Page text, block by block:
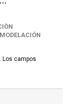
Los campos